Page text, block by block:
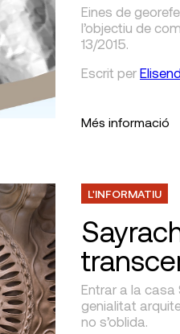
Eines de
l’objectiu de
13/2015.
Escrit per
Més informació
L'INFORMATIU
Entrar a la casa
genialitat
no s’oblida.